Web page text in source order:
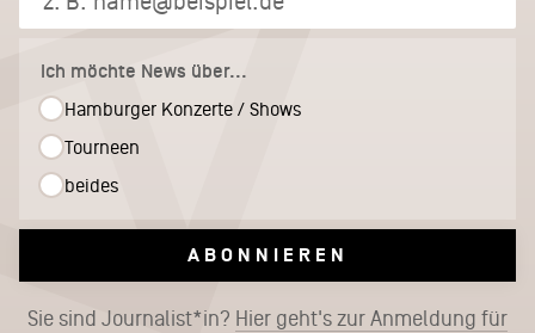
Ich möchte News über...
Hamburger Konzerte / Shows
Tourneen
beides
ABONNIEREN
Sie sind Journalist*in? Hier geht's zur Anmeldung für